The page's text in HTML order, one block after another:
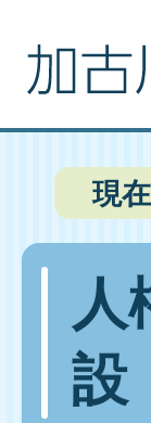
現
人
設